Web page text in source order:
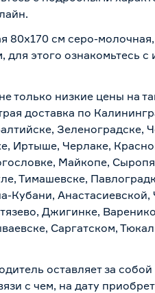
80х170 см серо-
этого ознакомьтесь
только низкие цены на
доставка по
Зеленоградске,
Иртыше, Черлаке,
Майкопе,
Тимашевске,
Кубани, Анастасиевской,
Джигинке,
Саргатском,
оставляет за
с чем, на дату